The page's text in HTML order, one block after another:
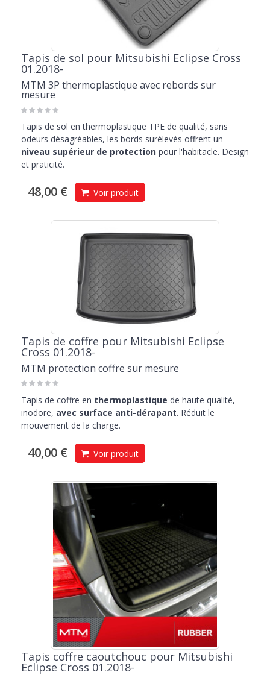
Tapis de sol pour Mitsubishi Eclipse Cross
01.2018-
MTM 3P thermoplastique avec rebords sur
mesure
Tapis de sol en thermoplastique TPE de qualité, sans
odeurs désagréables, les bords surélevés offrent un
niveau supérieur de protection pour l'habitacle. Design
et praticité.
48,00 € Voir produit
Tapis de coffre pour Mitsubishi Eclipse
Cross 01.2018-
MTM protection coffre sur mesure
Tapis de coffre en thermoplastique de haute qualité,
inodore, avec surface anti-dérapant. Réduit le
mouvement de la charge.
40,00 € Voir produit
Tapis coffre caoutchouc pour Mitsubishi
Eclipse Cross 01.2018-